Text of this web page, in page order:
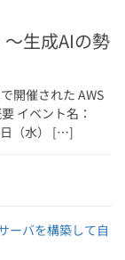
生成AIの勢
開催された AWS
イベント名：
（水） […]
ーバを構築して自